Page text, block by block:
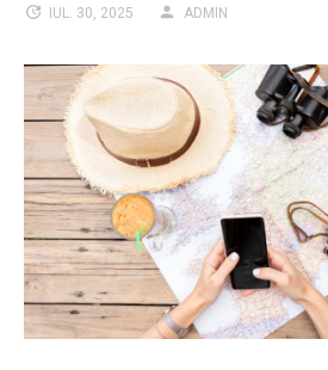
IUL. 30, 2025 ADMIN